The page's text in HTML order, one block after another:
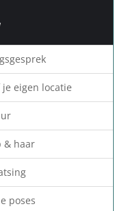
eigen locatie
& haar
poses